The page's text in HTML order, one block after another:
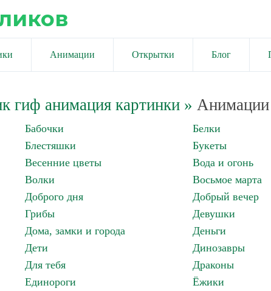
Анимации Открытки Блог
гиф анимация картинки» Анимации
Бабочки
Белки
Блестяшки
Букеты
Весенние цветы
Вода и огонь
Волки
Восьмое марта
Доброго дня
Добрый вечер
Грибы
Девушки
Дома, замки и города
Деньги
Дети
Динозавры
Для тебя
Драконы
Единороги
Ёжики